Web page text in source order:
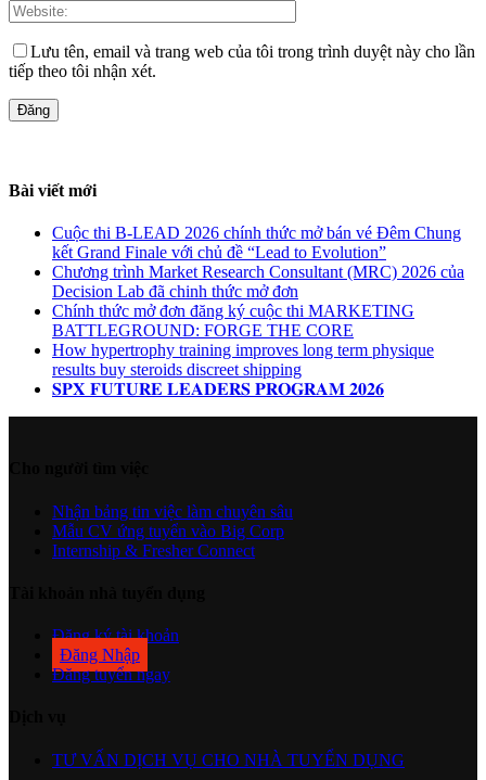
Lưu tên, email và trang web của tôi trong trình duyệt này cho lần
tiếp theo tôi nhận xét.
Bài viết mới
Cuộc thi B-LEAD 2026 chính thức mở bán vé Đêm Chung
kết Grand Finale với chủ đề “Lead to Evolution”
Chương trình Market Research Consultant (MRC) 2026 của
Decision Lab đã chinh thức mở đơn
Chính thức mở đơn đăng ký cuộc thi MARKETING
BATTLEGROUND: FORGE THE CORE
How hypertrophy training improves long term physique
results buy steroids discreet shipping
𝐒𝐏𝐗 𝐅𝐔𝐓𝐔𝐑𝐄 𝐋𝐄𝐀𝐃𝐄𝐑𝐒 𝐏𝐑𝐎𝐆𝐑𝐀𝐌 𝟐𝟎𝟐𝟔
Nhận bảng tin việc làm chuyên sâu
Mẫu CV ứng tuyển vào Big Corp
Internship & Fresher Connect
Đăng ký tài khoản
Đăng Nhập
Đăng tuyển ngay
TƯ VẤN DỊCH VỤ CHO NHÀ TUYỂN DỤNG